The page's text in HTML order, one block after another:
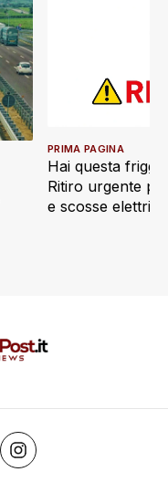
Hai questa
Ritiro urgente
e scosse
PRIMA PAGINA